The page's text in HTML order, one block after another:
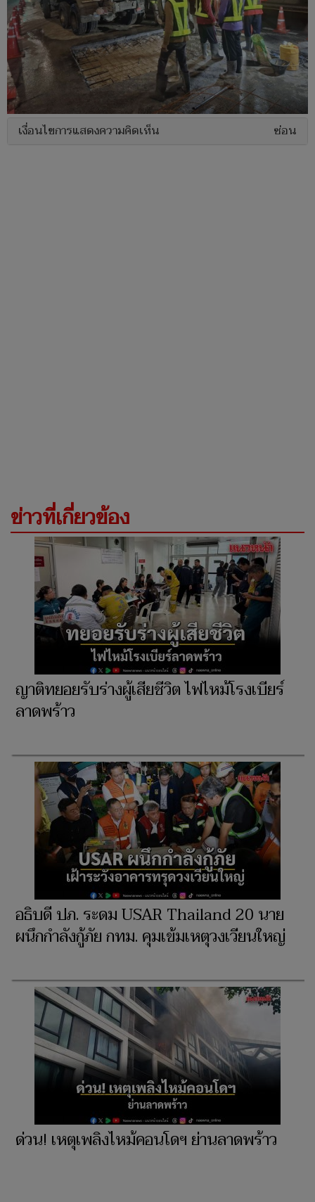
เงื่อนไขการแสดงความคิดเห็น ซ่อน
ข่าวที่เกี่ยวข้อง
ญาติทยอยรับร่างผู้เสียชีวิต ไฟไหม้โรงเบียร์
ลาดพร้าว
อธิบดี ปภ. ระดม USAR Thailand 20 นาย
ผนึกกำลังกู้ภัย กทม. คุมเข้มเหตุวงเวียนใหญ่
ด่วน! เหตุเพลิงไหม้คอนโดฯ ย่านลาดพร้าว